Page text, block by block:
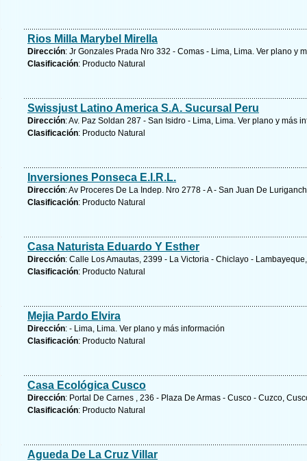
Rios Milla Marybel Mirella
Dirección: Jr Gonzales Prada Nro 332 - Comas - Lima, Lima. Ver plano y
Clasificación: Producto Natural
Swissjust Latino America S.A. Sucursal Peru
Dirección: Av. Paz Soldan 287 - San Isidro - Lima, Lima. Ver plano y más
Clasificación: Producto Natural
Inversiones Ponseca E.I.R.L.
Dirección: Av Proceres De La Indep. Nro 2778 - A - San Juan De
Clasificación: Producto Natural
Casa Naturista Eduardo Y Esther
Dirección: Calle Los Amautas, 2399 - La Victoria - Chiclayo -
Clasificación: Producto Natural
Mejia Pardo Elvira
Dirección: - Lima, Lima. Ver plano y más información
Clasificación: Producto Natural
Casa Ecológica Cusco
Dirección: Portal De Carnes , 236 - Plaza De Armas - Cusco - Cuzco,
Clasificación: Producto Natural
Agueda De La Cruz Villar